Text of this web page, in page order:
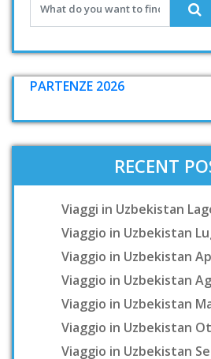
PARTENZE 2026
RECENT
Viaggi in Uzbekistan
Viaggio in Uzbekistan
Viaggio in Uzbekistan
Viaggio in Uzbekistan
Viaggio in Uzbekistan
Viaggio in Uzbekistan
Viaggio in Uzbekistan